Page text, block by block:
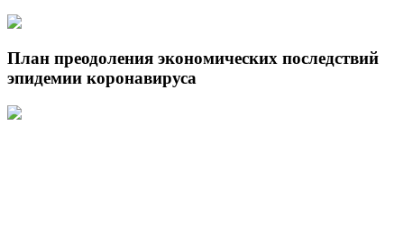
План преодоления экономических последствий
эпидемии коронавируса